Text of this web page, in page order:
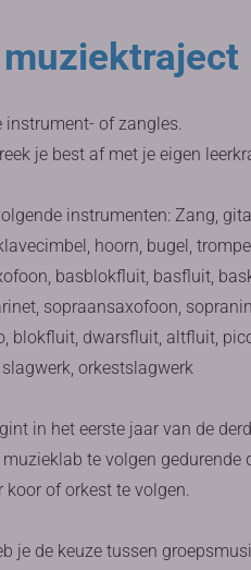
instrument- of zangles.
je best af met je eigen
instrumenten: Zang,
hoorn, bugel,
basblokfluit, basfluit,
sopraansaxofoon,
blokfluit, dwarsfluit, altfluit,
orkestslagwerk
in het eerste jaar van de
te volgen gedurende
koor of orkest te volgen.
je de keuze tussen